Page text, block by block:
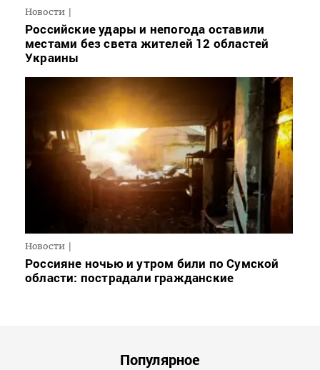
Новости
Российские удары и непогода оставили
местами без света жителей 12 областей
Украины
Новости
Россияне ночью и утром били по Сумской
области: пострадали гражданские
Популярное